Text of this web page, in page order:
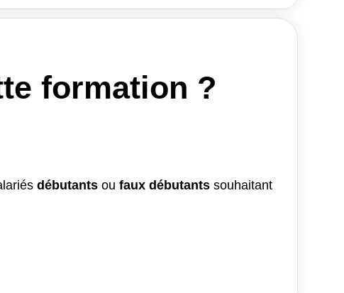
formation ?
débutants ou faux débutants souhaitant